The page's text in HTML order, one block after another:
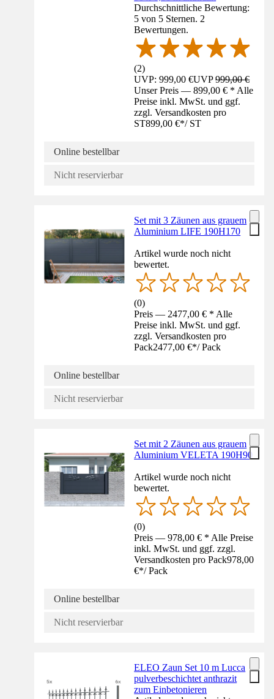
Durchschnittliche Bewertung:
5 von 5 Sternen. 2
Bewertungen.
(2)
UVP: 999,00 €UVP999,00 €
Unser Preis — 899,00 € * Alle
Preise inkl. MwSt. und ggf.
zzgl. Versandkosten pro
ST899,00 €*/ ST
Online bestellbar
Nicht reservierbar
Set mit 3 Zäunen aus grauem
Aluminium LIFE 190H170
Artikel wurde noch nicht
bewertet.
(0)
Preis — 2477,00 € * Alle
Preise inkl. MwSt. und ggf.
zzgl. Versandkosten pro
Pack2477,00 €*/ Pack
Online bestellbar
Nicht reservierbar
Set mit 2 Zäunen aus grauem
Aluminium VELETA 190H90
Artikel wurde noch nicht
bewertet.
(0)
Preis — 978,00 € * Alle Preise
inkl. MwSt. und ggf. zzgl.
Versandkosten pro Pack978,00
€*/ Pack
Online bestellbar
Nicht reservierbar
ELEO Zaun Set 10 m Lucca
pulverbeschichtet anthrazit
zum Einbetonieren